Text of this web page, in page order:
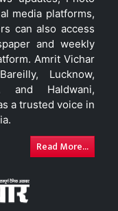
media platforms,
can also access
and weekly
Amrit Vichar
Lucknow,
and Haldwani,
a trusted voice in
Read More...